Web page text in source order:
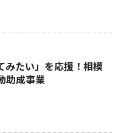
みたい」を応援！相模
助成事業